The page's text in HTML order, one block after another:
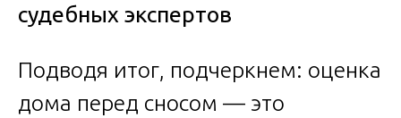
судебных экспертов
Подводя итог, подчеркнем: оценка
дома перед сносом — это